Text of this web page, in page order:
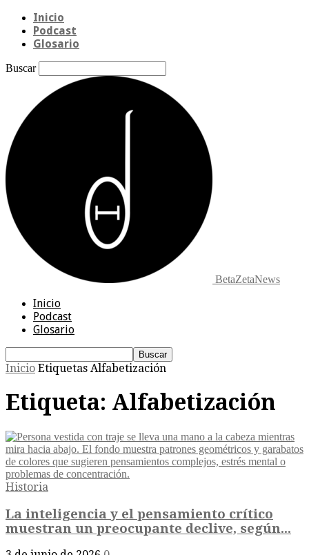
Inicio
Podcast
Glosario
Buscar
BetaZetaNews
Inicio
Podcast
Glosario
Inicio Etiquetas Alfabetización
Etiqueta: Alfabetización
Historia
La inteligencia y el pensamiento crítico
muestran un preocupante declive, según...